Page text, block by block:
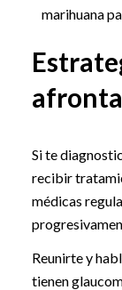
marihuana
Si te
recibir
médicas
Reunirte y
tienen